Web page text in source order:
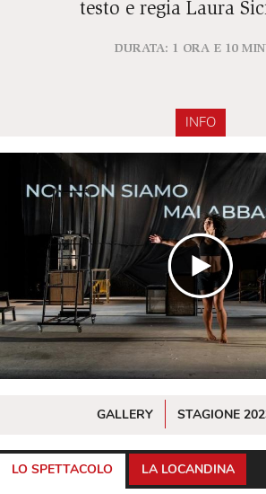
testo e regia Laura
DURATA: 1 ORA E 10
INFO
GALLERY STAGIONE
LO SPETTACOLO LA LOCANDINA